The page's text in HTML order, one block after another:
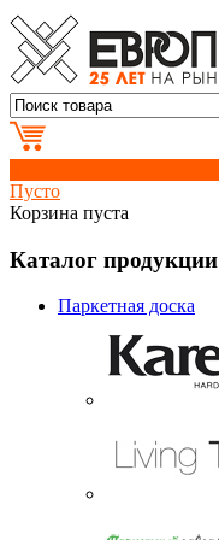
Пусто
Корзина пуста
Каталог продукции
Паркетная доска